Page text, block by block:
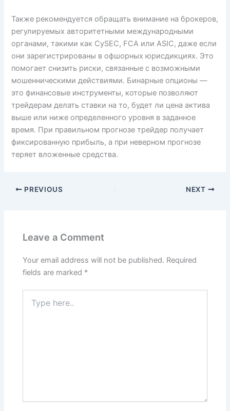
Также рекомендуется обращать внимание на брокеров,
регулируемых авторитетными международными
органами, такими как CySEC, FCA или ASIC, даже если
они зарегистрированы в офшорных юрисдикциях. Это
помогает снизить риски, связанные с возможными
мошенническими действиями. Бинарные опционы —
это финансовые инструменты, которые позволяют
трейдерам делать ставки на то, будет ли цена актива
выше или ниже определенного уровня в заданное
время. При правильном прогнозе трейдер получает
фиксированную прибыль, а при неверном прогнозе
теряет вложенные средства.
PREVIOUS NEXT
Leave a Comment
Your email address will not be published. Required
fields are marked *
here..